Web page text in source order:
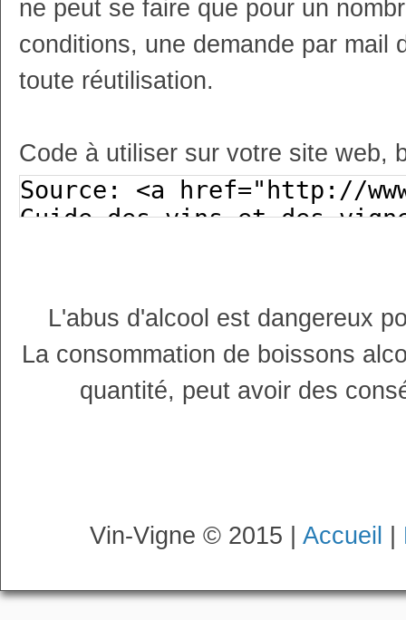
ne peut se faire que pour un
conditions, une demande par mail
toute réutilisation.
Code à utiliser sur votre site web,
L'abus d'alcool est dangereux
La consommation de boissons
quantité, peut avoir des
Vin-Vigne © 2015 | Accueil